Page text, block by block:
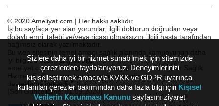
Sizlere daha iyi bir hizmet sunabilmek için sitemizde
çerezlerden faydalanıyoruz. Deneyimlerinizi
kişiselleştirmek amacıyla KVKK ve GDPR uyarınca
kullanılan çerezler bakımından daha fazla bilgi için Kişisel
Verilerin Korunması Kanunu sayfasını ziyaret
© 2020 Ameliyat.com | Her hakkı saklıdır
İş bu sayfada yer alan yorumlar, ilgili doktorun doğrudan veya
dolaylı emri, talebi ve/veya ricası olmaksızın, ilgili hasta tarafından
iyi bilgilenmesini sağlamaktır.
ameliyat.com bir başvuru hizmeti değildir ve herhangi bir Sağlık
Hizmeti Sağlayıcısını tavsiye etmemektedir veya
desteklememektedir.
(Son Güncelleme: 01.09.2020)